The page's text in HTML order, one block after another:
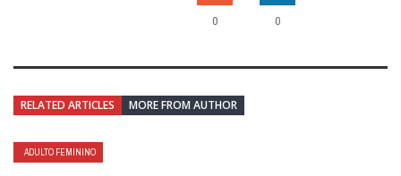
0 0
RELATED ARTICLES MORE FROM AUTHOR
ADULTO FEMININO